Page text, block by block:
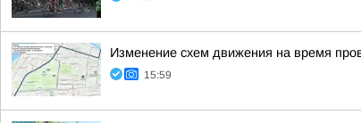
Изменение схем движения на время
15:59